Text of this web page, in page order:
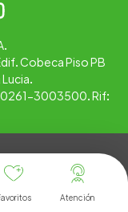
Atención
Cobeca Piso PB
0261-3003500. Rif: